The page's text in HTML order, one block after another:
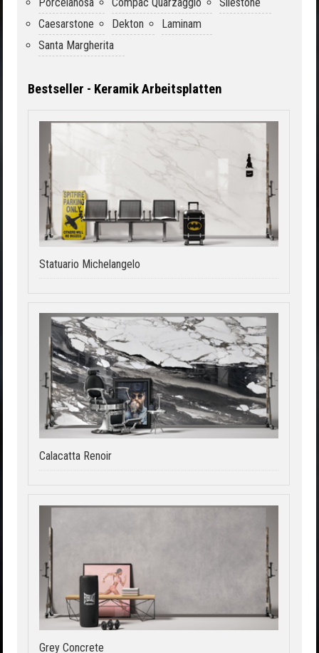
Caesarstone
Dekton
Laminam
Santa Margherita
Bestseller - Keramik Arbeitsplatten
Statuario Michelangelo
Calacatta Renoir
Grey Concrete